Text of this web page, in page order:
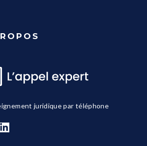
juridique par téléphone